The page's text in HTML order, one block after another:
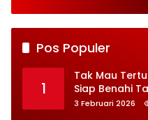
Pos Populer
1
Tak Mau
Siap Benahi
3 Februari 2026